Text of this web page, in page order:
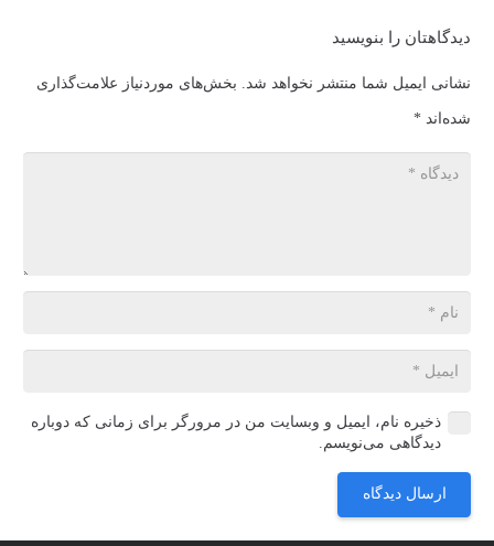
دیدگاهتان را بنویسید
نشانی ایمیل شما منتشر نخواهد شد. بخش‌های موردنیاز علامت‌گذاری
شده‌اند *
ذخیره نام، ایمیل و وبسایت من در مرورگر برای زمانی که دوباره
دیدگاهی می‌نویسم.
ارسال دیدگاه